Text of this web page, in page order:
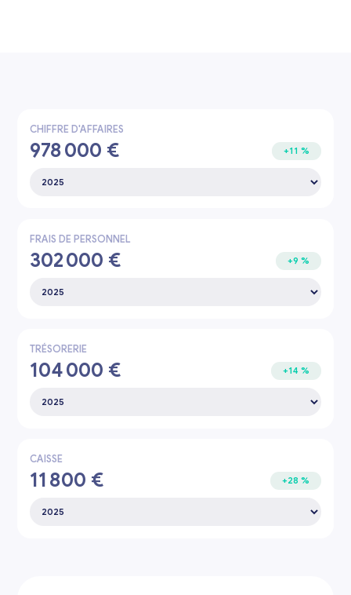
CHIFFRE D'AFFAIRES
978 000 € +11 %
FRAIS DE PERSONNEL
302 000 € +9 %
TRÉSORERIE
104 000 € +14 %
CAISSE
11 800 € +28 %